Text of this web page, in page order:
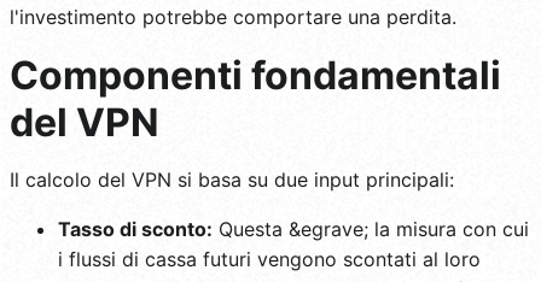
l'investimento potrebbe comportare una perdita.
Componenti fondamentali
del VPN
Il calcolo del VPN si basa su due input principali:
Tasso di sconto: Questa &egrave; la misura con cui
i flussi di cassa futuri vengono scontati al loro